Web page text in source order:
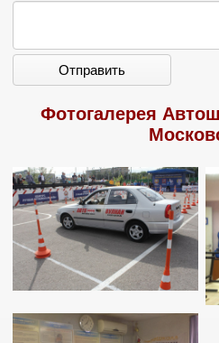
Отправить
Фотогалерея